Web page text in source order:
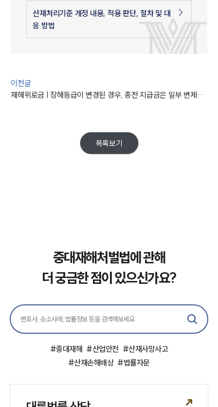
산재처리기준 개정 내용, 적용 판단, 절차 및 대
응 방법
이전글
재해위로금 | 장해등급이 변경된 경우, 종전 지급금은 일부 변제에 불과하다고 본 대법원의 판결
목록보기
중대재해처벌법에 관해
더 궁금한 점이 있으신가요?
#중대재해 #산업안전 #산재사망사고
#산재손해배상 #법률자문